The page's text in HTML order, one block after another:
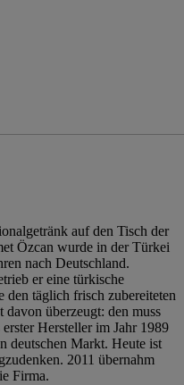
auf den Tisch der
Özcan wurde in der Türkei
nach Deutschland.
er eine türkische
den täglich frisch zubereiteten
überzeugt: den muss
Hersteller im Jahr 1989
deutschen Markt. Heute ist
2011 übernahm
Firma.